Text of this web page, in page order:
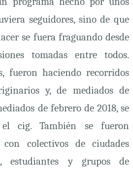
seguidores, sino de que
se fuera fraguando desde
tomadas entre todos.
fueron haciendo recorridos
y, de mediados de
de febrero de 2018, se
el cig. También se fueron
colectivos de ciudades
estudiantes y grupos de